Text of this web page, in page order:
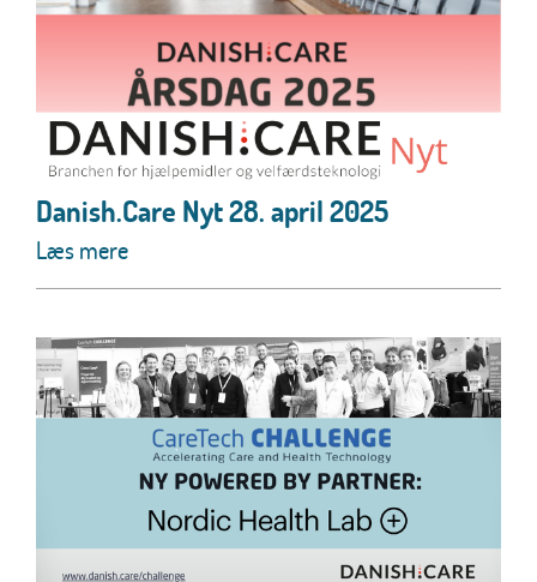
Danish.Care Nyt 28. april 2025
Læs mere